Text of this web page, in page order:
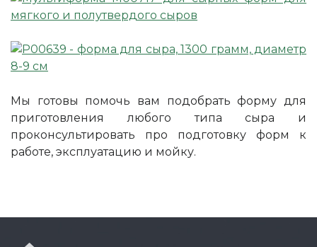
Мы готовы помочь вам подобрать форму для
приготовления любого типа сыра и
проконсультировать про подготовку форм к
работе, эксплуатацию и мойку.